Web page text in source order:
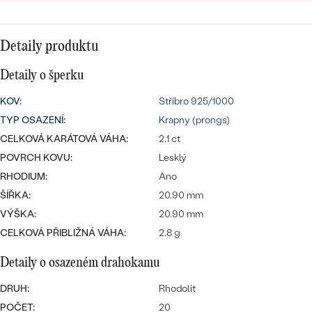
Nejprodávanější
snubní prsteny
PLATINA
STŘÍBRO
S DRAHOKAMY
DLE STYLU
PERSONALIZOVANÉ
SYMBOLICKÉ
MINIMALISTICKÉ
PODLE PŘÍLEŽITOSTI
PODLE BARVY
Nejprodávanější
CENOVĚ DOSTUPNÉ
LUXUSNÍ
Detaily produktu
Detaily o šperku
KOV:
Stříbro 925/1000
TYP OSAZENÍ:
Krapny (prongs)
CELKOVÁ KARÁTOVÁ VÁHA:
2.1 ct
POVRCH KOVU:
Lesklý
RHODIUM:
Ano
ŠÍŘKA:
20.90 mm
VÝŠKA:
20.90 mm
CELKOVÁ PŘIBLIŽNÁ VÁHA:
2.8 g
Detaily o osazeném drahokamu
DRUH:
Rhodolit
POČET:
20